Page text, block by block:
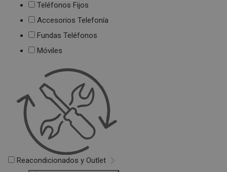
Teléfonos Fijos
Accesorios Telefonía
Fundas Teléfonos
Móviles
Reacondicionados y Outlet